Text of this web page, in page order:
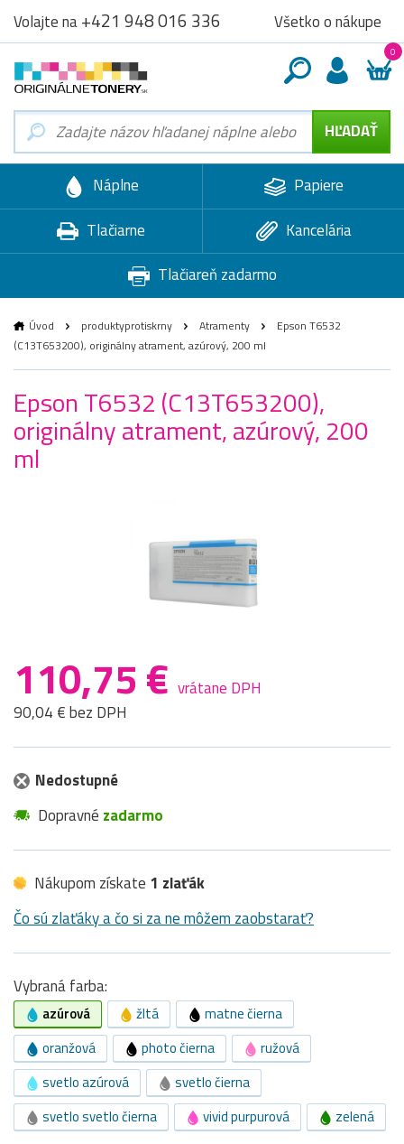
Volajte na+421 948 016 336 Všetko o nákupe
0
Náplne
Papiere
Tlačiarne
Kancelária
Tlačiareň zadarmo
Úvod produktyprotiskrny Atramenty
Epson T6532
(C13T653200), originálny atrament, azúrový, 200 ml
Epson T6532 (C13T653200),
originálny atrament, azúrový, 200
ml
110,75 € vrátane DPH
90,04 € bez DPH
Nedostupné
Dopravné zadarmo
Nákupom získate 1 zlaťák
Čo sú zlaťáky a čo si za ne môžem zaobstarať?
Vybraná farba:
azúrová žltá
matne čierna
oranžová
photo čierna
ružová
svetlo azúrová
svetlo čierna
svetlo svetlo čierna
vivid purpurová zelená